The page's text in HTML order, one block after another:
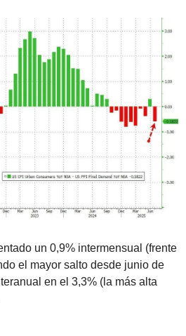
un 0,9% intermensual (frente
el mayor salto desde junio de
en el 3,3% (la más alta